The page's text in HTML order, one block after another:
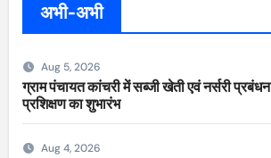
अभी-अभी
Aug 5, 2026
ग्राम पंचायत कांचरी में सब्जी खेती एवं नर्सरी प्रबंधन
प्रशिक्षण का शुभारंभ
Aug 4, 2026